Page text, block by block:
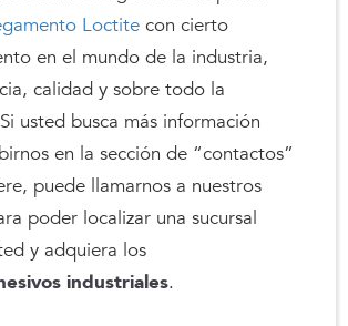
Loctite con cierto
en el mundo de la industria,
calidad y sobre todo la
usted busca más información
en la sección de “contactos”
puede llamarnos a nuestros
poder localizar una sucursal
y adquiera los
industriales.